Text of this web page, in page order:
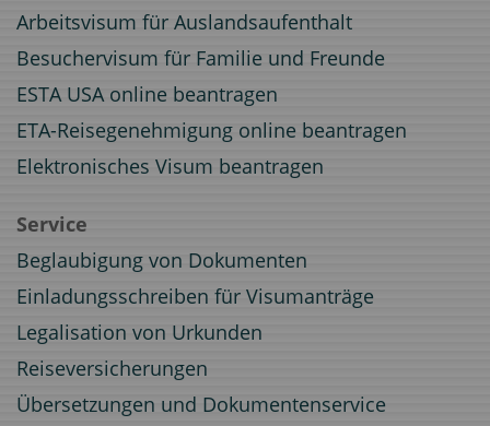
Arbeitsvisum für Auslandsaufenthalt
Besuchervisum für Familie und Freunde
ESTA USA online beantragen
ETA-Reisegenehmigung online beantragen
Elektronisches Visum beantragen
Service
Beglaubigung von Dokumenten
Einladungsschreiben für Visumanträge
Legalisation von Urkunden
Reiseversicherungen
Übersetzungen und Dokumentenservice